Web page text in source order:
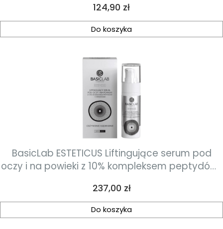
Cena
124,90 zł
Do koszyka
BasicLab ESTETICUS Liftingujące serum pod
oczy i na powieki z 10% kompleksem peptydów i
Cena
237,00 zł
Do koszyka